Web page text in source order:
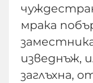
мрака
изведнъж,
заглъхна,